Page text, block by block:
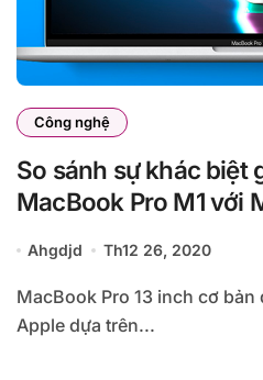
Công nghệ
So sánh sự khác biệt
MacBook Pro M1 với
Ahgdjd Th12 26, 2020
MacBook Pro 13 inch cơ bản đã được làm mới với chip
Apple dựa trên...